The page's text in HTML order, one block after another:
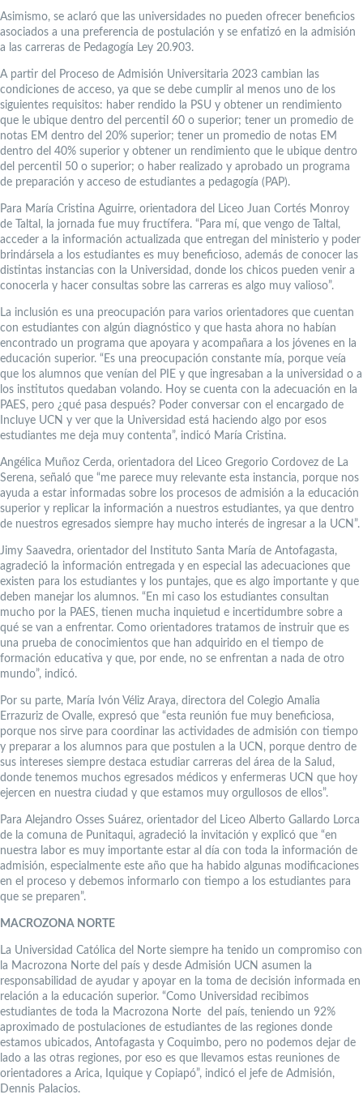
Asimismo, se aclaró que las universidades no pueden ofrecer beneficios
asociados a una preferencia de postulación y se enfatizó en la admisión
a las carreras de Pedagogía Ley 20.903.
A partir del Proceso de Admisión Universitaria 2023 cambian las
condiciones de acceso, ya que se debe cumplir al menos uno de los
siguientes requisitos: haber rendido la PSU y obtener un rendimiento
que le ubique dentro del percentil 60 o superior; tener un promedio de
notas EM dentro del 20% superior; tener un promedio de notas EM
dentro del 40% superior y obtener un rendimiento que le ubique dentro
del percentil 50 o superior; o haber realizado y aprobado un programa
de preparación y acceso de estudiantes a pedagogía (PAP).
Para María Cristina Aguirre, orientadora del Liceo Juan Cortés Monroy
de Taltal, la jornada fue muy fructífera. “Para mí, que vengo de Taltal,
acceder a la información actualizada que entregan del ministerio y poder
brindársela a los estudiantes es muy beneficioso, además de conocer las
distintas instancias con la Universidad, donde los chicos pueden venir a
conocerla y hacer consultas sobre las carreras es algo muy valioso”.
La inclusión es una preocupación para varios orientadores que cuentan
con estudiantes con algún diagnóstico y que hasta ahora no habían
encontrado un programa que apoyara y acompañara a los jóvenes en la
educación superior. “Es una preocupación constante mía, porque veía
que los alumnos que venían del PIE y que ingresaban a la universidad o a
los institutos quedaban volando. Hoy se cuenta con la adecuación en la
PAES, pero ¿qué pasa después? Poder conversar con el encargado de
Incluye UCN y ver que la Universidad está haciendo algo por esos
estudiantes me deja muy contenta”, indicó María Cristina.
Angélica Muñoz Cerda, orientadora del Liceo Gregorio Cordovez de La
Serena, señaló que “me parece muy relevante esta instancia, porque nos
ayuda a estar informadas sobre los procesos de admisión a la educación
superior y replicar la información a nuestros estudiantes, ya que dentro
de nuestros egresados siempre hay mucho interés de ingresar a la UCN”.
Jimy Saavedra, orientador del Instituto Santa María de Antofagasta,
agradeció la información entregada y en especial las adecuaciones que
existen para los estudiantes y los puntajes, que es algo importante y que
deben manejar los alumnos. “En mi caso los estudiantes consultan
mucho por la PAES, tienen mucha inquietud e incertidumbre sobre a
qué se van a enfrentar. Como orientadores tratamos de instruir que es
una prueba de conocimientos que han adquirido en el tiempo de
formación educativa y que, por ende, no se enfrentan a nada de otro
mundo”, indicó.
Por su parte, María Ivón Véliz Araya, directora del Colegio Amalia
Errazuriz de Ovalle, expresó que “esta reunión fue muy beneficiosa,
porque nos sirve para coordinar las actividades de admisión con tiempo
y preparar a los alumnos para que postulen a la UCN, porque dentro de
sus intereses siempre destaca estudiar carreras del área de la Salud,
donde tenemos muchos egresados médicos y enfermeras UCN que hoy
ejercen en nuestra ciudad y que estamos muy orgullosos de ellos”.
Para Alejandro Osses Suárez, orientador del Liceo Alberto Gallardo Lorca
de la comuna de Punitaqui, agradeció la invitación y explicó que “en
nuestra labor es muy importante estar al día con toda la información de
admisión, especialmente este año que ha habido algunas modificaciones
en el proceso y debemos informarlo con tiempo a los estudiantes para
que se preparen”.
MACROZONA NORTE
La Universidad Católica del Norte siempre ha tenido un compromiso con
la Macrozona Norte del país y desde Admisión UCN asumen la
responsabilidad de ayudar y apoyar en la toma de decisión informada en
relación a la educación superior. “Como Universidad recibimos
estudiantes de toda la Macrozona Norte del país, teniendo un 92%
aproximado de postulaciones de estudiantes de las regiones donde
estamos ubicados, Antofagasta y Coquimbo, pero no podemos dejar de
lado a las otras regiones, por eso es que llevamos estas reuniones de
orientadores a Arica, Iquique y Copiapó”, indicó el jefe de Admisión,
Dennis Palacios.